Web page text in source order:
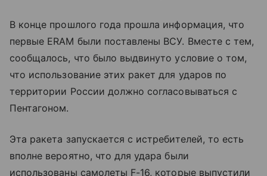
В конце прошлого года прошла информация, что
первые ERAM были поставлены ВСУ. Вместе с тем,
сообщалось, что было выдвинуто условие о том,
что использование этих ракет для ударов по
территории России должно согласовываться с
Пентагоном.
Эта ракета запускается с истребителей, то есть
вполне вероятно, что для удара были
использованы самолеты F-16, которые выпустили